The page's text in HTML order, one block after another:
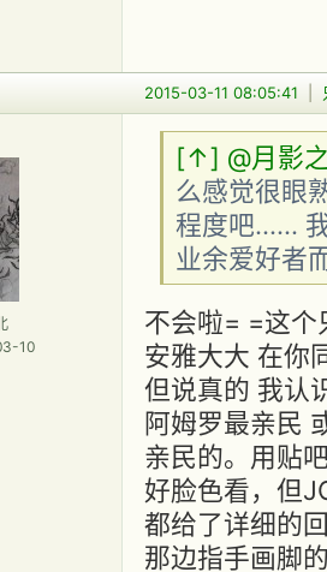
2015-03-11 08:05:41
10
[↑] @月影
么感觉很眼
程度吧......
业余爱好者
不会啦= =这个
安雅大大 在你
但说真的 我认
阿姆罗最亲民
亲民的。用贴
好脸色看，但
都给了详细的
那边指手画脚